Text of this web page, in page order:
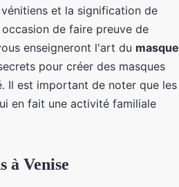
et la signification de
de faire preuve de
enseigneront l'art du masque
pour créer des masques
Il est important de noter que les
en fait une activité familiale
à Venise